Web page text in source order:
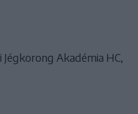
Akadémia HC,